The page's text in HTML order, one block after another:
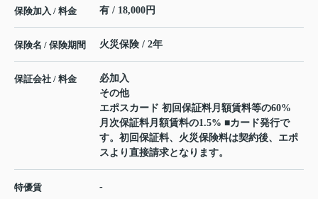
保険加入 / 料金 有 / 18,000円
保険名 / 保険期間 火災保険 / 2年
保証会社 / 料金
必加入
その他
エポスカード 初回保証料月額賃料等の60%
月次保証料月額賃料の1.5% ■カード発行で
す。初回保証料、火災保険料は契約後、エポ
スより直接請求となります。
特優賃 -